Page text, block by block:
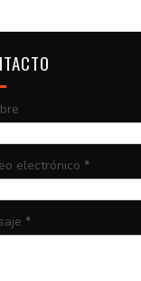
electrónico *
*